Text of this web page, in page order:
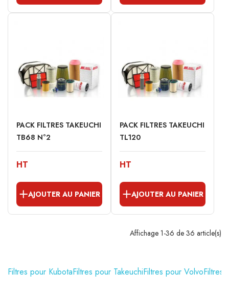
PACK FILTRES TAKEUCHI
TB68 N°2
HT
AJOUTER AU PANIER
PACK FILTRES TAKEUCHI
TL120
HT
AJOUTER AU PANIER
Affichage 1-36 de 36 article(s)
Filtres pour KubotaFiltres pour TakeuchiFiltres pour VolvoFiltres